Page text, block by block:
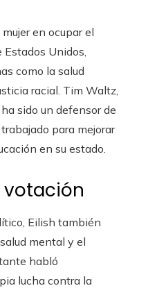
en ocupar el
Unidos,
como la salud
racial. Tim Waltz,
sido un defensor de
para mejorar
en su estado.
votación
Eilish también
mental y el
habló
lucha contra la